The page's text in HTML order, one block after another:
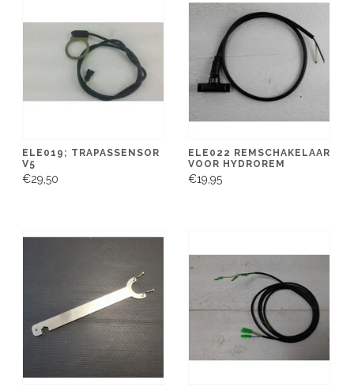
ELE019; TRAPASSENSOR
V5
€29,50
ELE022 REMSCHAKELAAR
VOOR HYDROREM
€19,95